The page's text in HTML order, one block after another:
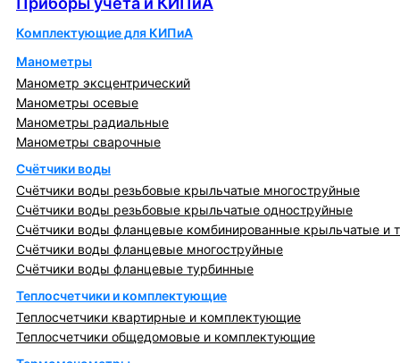
Комплектующие для КИПиА
Манометры
Манометр эксцентрический
Манометры осевые
Манометры радиальные
Манометры сварочные
Счётчики воды
Счётчики воды резьбовые крыльчатые многоструйные
Счётчики воды резьбовые крыльчатые одноструйные
Счётчики воды фланцевые комбинированные крыльчатые и
Счётчики воды фланцевые многоструйные
Счётчики воды фланцевые турбинные
Теплосчетчики и комплектующие
Теплосчетчики квартирные и комплектующие
Теплосчетчики общедомовые и комплектующие